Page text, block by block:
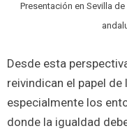
Presentación en Sevilla
Desde esta
reivindican el papel
especialmente los
donde la igualdad